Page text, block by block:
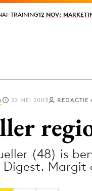
TRAINING12 NOV:
TRAINING12 NOV:
22 MEI 2003 REDACTIE
(48) is
Digest.